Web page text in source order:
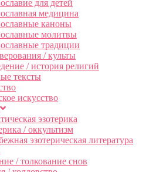
для детей
медицина
каноны
молитвы
традиции
/ культы
/ история религий
тексты
искусство
эзотерика
/ оккультизм
эзотерическая литература
/ толкование снов